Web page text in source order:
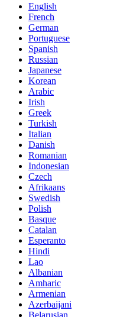
English
French
German
Portuguese
Spanish
Russian
Japanese
Korean
Arabic
Irish
Greek
Turkish
Italian
Danish
Romanian
Indonesian
Czech
Afrikaans
Swedish
Polish
Basque
Catalan
Esperanto
Hindi
Lao
Albanian
Amharic
Armenian
Azerbaijani
Belarusian